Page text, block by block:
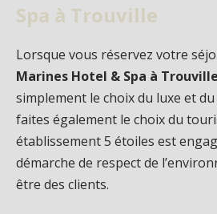
Spa à Trouville
Lorsque vous réservez votre
Marines Hotel & Spa à Trouville
simplement le choix du luxe et
faites également le choix du
établissement 5 étoiles est
démarche de respect de
être des clients.